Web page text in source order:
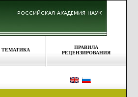
ТЕМАТИКА
ПРАВИЛА
РЕЦЕНЗИРОВАНИЯ